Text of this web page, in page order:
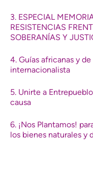
3. ESPECIAL
RESISTENCIAS
SOBERANÍAS Y
4. Guías africanas y
internacionalista
5. Unirte a
causa
6. ¡Nos Plantamos!
los bienes naturales y